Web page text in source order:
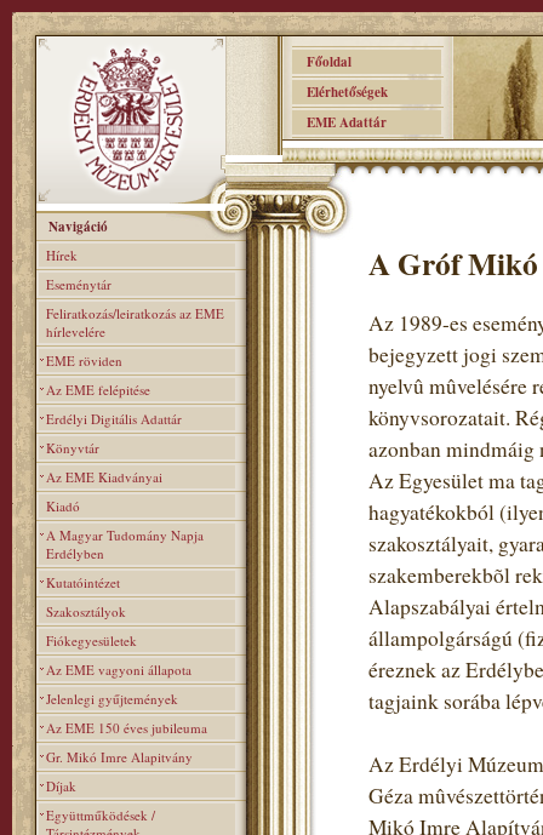
Főoldal
Elérhetőségek
EME Adattár
Navigáció
Hírek
Eseménytár
Feliratkozás/leiratkozás az EME
hírlevelére
EME röviden
Az EME felépitése
Erdélyi Digitális Adattár
Könyvtár
Az EME Kiadványai
Kiadó
A Magyar Tudomány Napja
Erdélyben
Kutatóintézet
Szakosztályok
Fiókegyesületek
Az EME vagyoni állapota
Jelenlegi gyűjtemények
Az EME 150 éves jubileuma
Gr. Mikó Imre Alapitvány
Díjak
Együttműködések /
A Gróf
Az 1989-es
bejegyzett jogi
nyelvû mûvelésére
könyvsorozatait.
azonban mindmáig
Az Egyesület ma
hagyatékokból
szakosztályait,
szakemberekbõl
Alapszabályai
állampolgárságú
éreznek az
tagjaink sorába
Az Erdélyi
Géza
Mikó Imre